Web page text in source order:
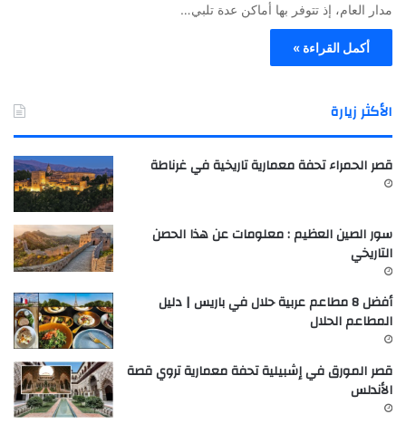
مدار العام، إذ تتوفر بها أماكن عدة تلبي…
أكمل القراءة »
الأكثر زيارة
قصر الحمراء تحفة معمارية تاريخية في غرناطة
سور الصين العظيم : معلومات عن هذا الحصن
التاريخي
أفضل 8 مطاعم عربية حلال في باريس | دليل
المطاعم الحلال
قصر المورق في إشبيلية تحفة معمارية تروي قصة
الأندلس